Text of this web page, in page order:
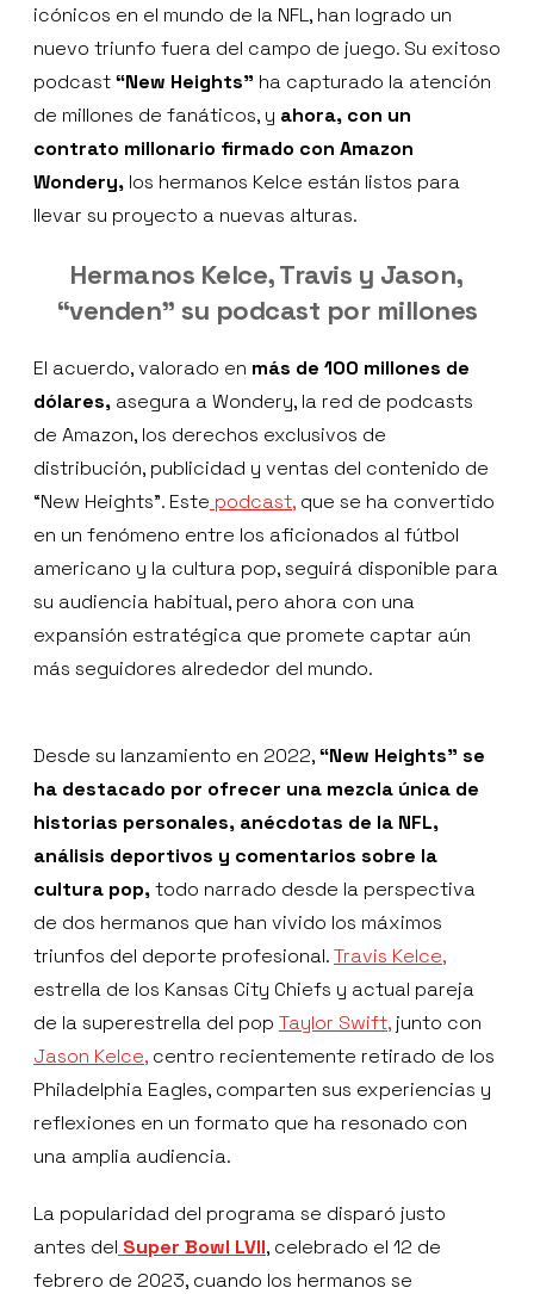
icónicos en el mundo de la NFL, han logrado un
nuevo triunfo fuera del campo de juego. Su exitoso
podcast“New Heights” ha capturado la atención
de millones de fanáticos, y ahora, con un
contrato millonario firmado con Amazon
Wondery, los hermanos Kelce están listos para
llevar su proyecto a nuevas alturas.
Hermanos Kelce, Travis y Jason,
“venden” su podcast por millones
El acuerdo, valorado en más de 100 millones de
dólares, asegura a Wondery, la red de podcasts
de Amazon, los derechos exclusivos de
distribución, publicidad y ventas del contenido de
“New Heights”. Este podcast, que se ha convertido
en un fenómeno entre los aficionados al fútbol
americano y la cultura pop, seguirá disponible para
su audiencia habitual, pero ahora con una
expansión estratégica que promete captar aún
más seguidores alrededor del mundo.
Desde su lanzamiento en 2022,“New Heights” se
ha destacado por ofrecer una mezcla única de
historias personales, anécdotas de la NFL,
análisis deportivos y comentarios sobre la
cultura pop,todo narrado desde la perspectiva
de dos hermanos que han vivido los máximos
triunfos del deporte profesional.Travis Kelce,
estrella de los Kansas City Chiefs y actual pareja
de la superestrella del pop Taylor Swift, junto con
Jason Kelce, centro recientemente retirado de los
Philadelphia Eagles, comparten sus experiencias y
reflexiones en un formato que ha resonado con
una amplia audiencia.
La popularidad del programa se disparó justo
antes del Super Bowl LVII, celebrado el 12 de
febrero de 2023, cuando los hermanos se